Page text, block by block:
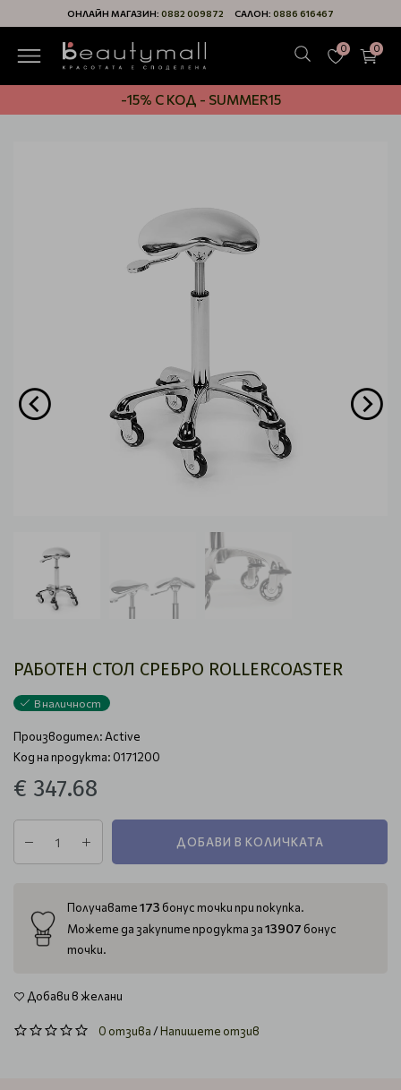
ОНЛАЙН МАГАЗИН: 0882 009872 САЛОН: 0886 616467
0 0
-15% С КОД - SUMMER15
РАБОТЕН СТОЛ СРЕБРО ROLLERCOASTER
В наличност
Производител: Active
Код на продукта: 0171200
€ 347.68
ДОБАВИ В КОЛИЧКАТА
Получавате173 бонус точки при покупка.
Можете да закупите продукта за13907 бонус
точки.
Добави в желани
0 отзива/Напишете отзив